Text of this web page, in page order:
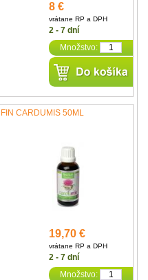
8 €
vrátane RP a DPH
2 - 7 dní
Množstvo:
FIN CARDUMIS 50ML
19,70 €
vrátane RP a DPH
2 - 7 dní
Množstvo: